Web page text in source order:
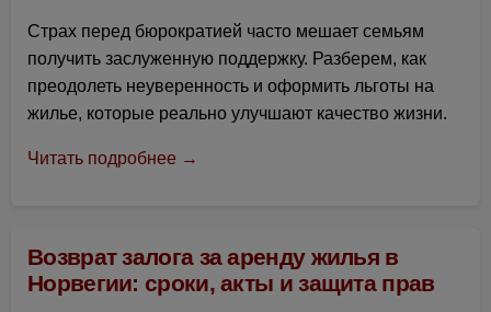
Страх перед бюрократией часто мешает семьям
получить заслуженную поддержку. Разберем, как
преодолеть неуверенность и оформить льготы на
жилье, которые реально улучшают качество жизни.
Читать подробнее →
Возврат залога за аренду жилья в
Норвегии: сроки, акты и защита прав